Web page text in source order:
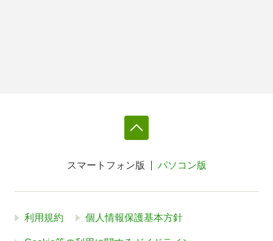
スマートフォン版 パソコン版
利用規約 個人情報保護基本方針